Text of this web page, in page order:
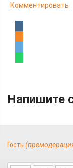
Комментировать
Напишите
Гость